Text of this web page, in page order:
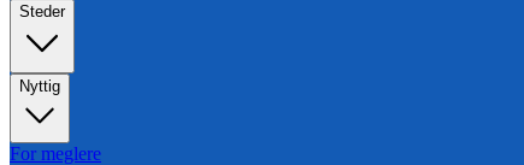
Steder
Nyttig
For meglere